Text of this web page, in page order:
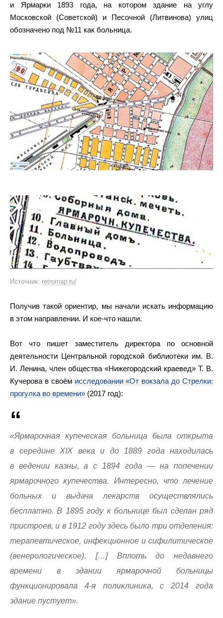
и Ярмарки 1893 года, на котором здание на углу
Московской (Советской) и Песочной (Литвинова) улиц
обозначено под №11 как больница.
Источник: retromap.ru/
Получив такой ориентир, мы начали искать информацию
в этом направлении. И кое-что нашли.
Вот что пишет заместитель директора по основной
деятельности Центральной городской библиотеки им. В.
И. Ленина, член общества «Нижегородский краевед» Т. В.
Кучерова в своём исследовании «От вокзала до Стрелки:
прогулка во времени» (2017 год):
«Ярмарочная купеческая больница была открыта
в середине XIX века и до 1889 года находилась
в ведении казны, а с 1894 года — на попечении
ярмарочного купечества. Интересно, что лечение
больных и выдача лекарств осуществлялись
бесплатно. В 1895 году к больнице был сделан ряд
пристроев, и в 1912 году здесь было три отделения:
терапевтическое, инфекционное и сифилитическое
(венерологическое). […] Вплоть до недавнего
времени в здании ярмарочной больницы
функционировала 4-я поликлиника, с 2014 года
здание пустует».